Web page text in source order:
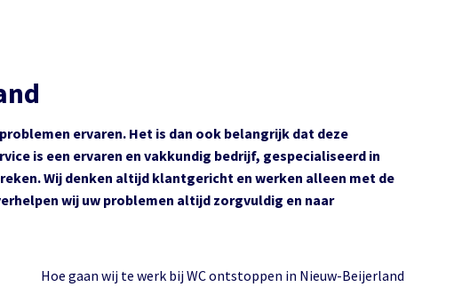
ervaren. Het is dan ook belangrijk dat deze
is een ervaren en vakkundig bedrijf, gespecialiseerd in
Wij denken altijd klantgericht en werken alleen met de
wij uw problemen altijd zorgvuldig en naar
Hoe gaan wij te werk bij WC ontstoppen in Nieuw-Beijerland